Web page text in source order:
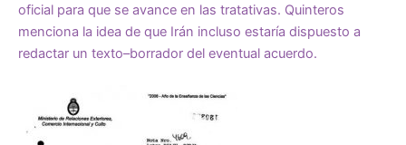
oficial para que se avance en las tratativas. Quinteros
menciona la idea de que Irán incluso estaría dispuesto a
redactar un texto–borrador del eventual acuerdo.